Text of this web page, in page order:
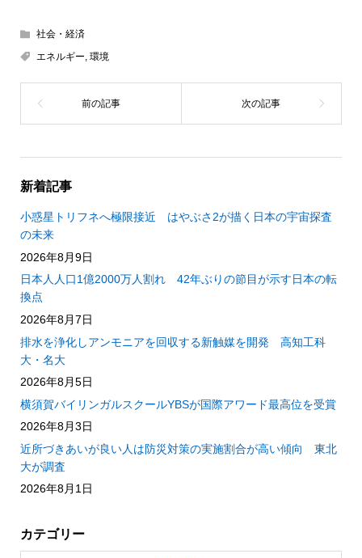
社会・経済
エネルギー, 環境
新着記事
小惑星トリフネへ極限接近 はやぶさ2が描く日本の宇宙探査
の未来
2026年8月9日
日本人人口1億2000万人割れ 42年ぶりの節目が示す日本の転
換点
2026年8月7日
排水を浄化しアンモニアを回収する新触媒を開発 高知工科
大・名大
2026年8月5日
横須賀バイリンガルスクールYBSが国際アワード最高位を受賞
2026年8月3日
近所づきあいが良い人は防災対策の実施割合が高い傾向 東北
大が調査
2026年8月1日
カテゴリー